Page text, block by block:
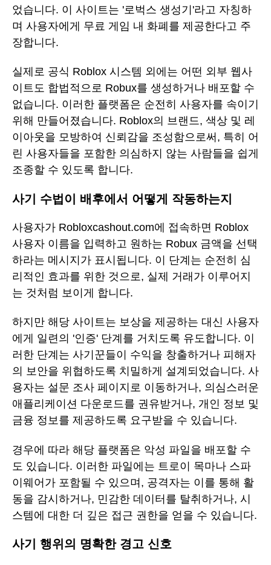
었습니다. 이 사이트는 '로벅스 생성기'라고 자칭하
며 사용자에게 무료 게임 내 화폐를 제공한다고 주
장합니다.
실제로 공식 Roblox 시스템 외에는 어떤 외부 웹사
이트도 합법적으로 Robux를 생성하거나 배포할 수
없습니다. 이러한 플랫폼은 순전히 사용자를 속이기
위해 만들어졌습니다. Roblox의 브랜드, 색상 및 레
이아웃을 모방하여 신뢰감을 조성함으로써, 특히 어
린 사용자들을 포함한 의심하지 않는 사람들을 쉽게
조종할 수 있도록 합니다.
사기 수법이 배후에서 어떻게 작동하는지
사용자가 Robloxcashout.com에 접속하면 Roblox
사용자 이름을 입력하고 원하는 Robux 금액을 선택
하라는 메시지가 표시됩니다. 이 단계는 순전히 심
리적인 효과를 위한 것으로, 실제 거래가 이루어지
는 것처럼 보이게 합니다.
하지만 해당 사이트는 보상을 제공하는 대신 사용자
에게 일련의 '인증' 단계를 거치도록 유도합니다. 이
러한 단계는 사기꾼들이 수익을 창출하거나 피해자
의 보안을 위협하도록 치밀하게 설계되었습니다. 사
용자는 설문 조사 페이지로 이동하거나, 의심스러운
애플리케이션 다운로드를 권유받거나, 개인 정보 및
금융 정보를 제공하도록 요구받을 수 있습니다.
경우에 따라 해당 플랫폼은 악성 파일을 배포할 수
도 있습니다. 이러한 파일에는 트로이 목마나 스파
이웨어가 포함될 수 있으며, 공격자는 이를 통해 활
동을 감시하거나, 민감한 데이터를 탈취하거나, 시
스템에 대한 더 깊은 접근 권한을 얻을 수 있습니다.
사기 행위의 명확한 경고 신호